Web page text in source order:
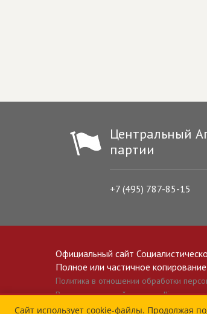
Центральный
партии
+7 (495) 787-85-15
Официальный сайт
Полное или частичное
Политика в отношении обработки
Все материалы сайта spravedlivo.ru
Сайт использует cookie-файлы. Продолжая